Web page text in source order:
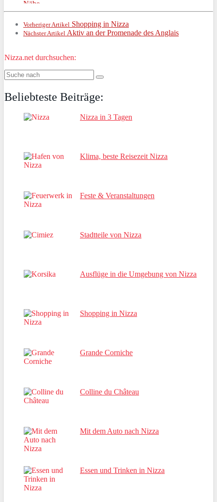
Vorheriger Artikel Shopping in Nizza
Nächster Artikel Aktiv an der Promenade des Anglais
Nizza.net durchsuchen:
Beliebteste Beiträge:
Nizza in 3 Tagen
Klima, beste Reisezeit Nizza
Feste & Veranstaltungen
Stadtteile von Nizza
Ausflüge in die Umgebung von Nizza
Shopping in Nizza
Grande Corniche
Colline du Château
Mit dem Auto nach Nizza
Essen und Trinken in Nizza